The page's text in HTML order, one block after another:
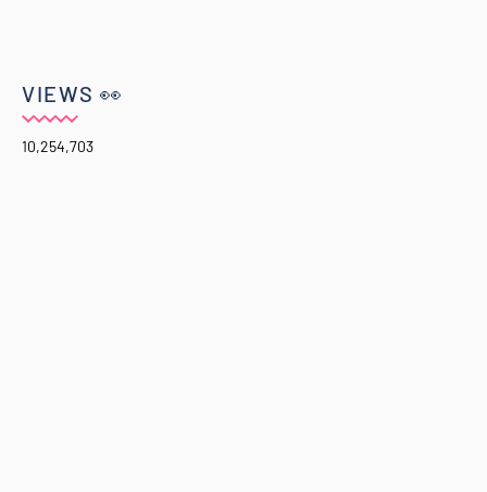
VIEWS 👀
10,254,703